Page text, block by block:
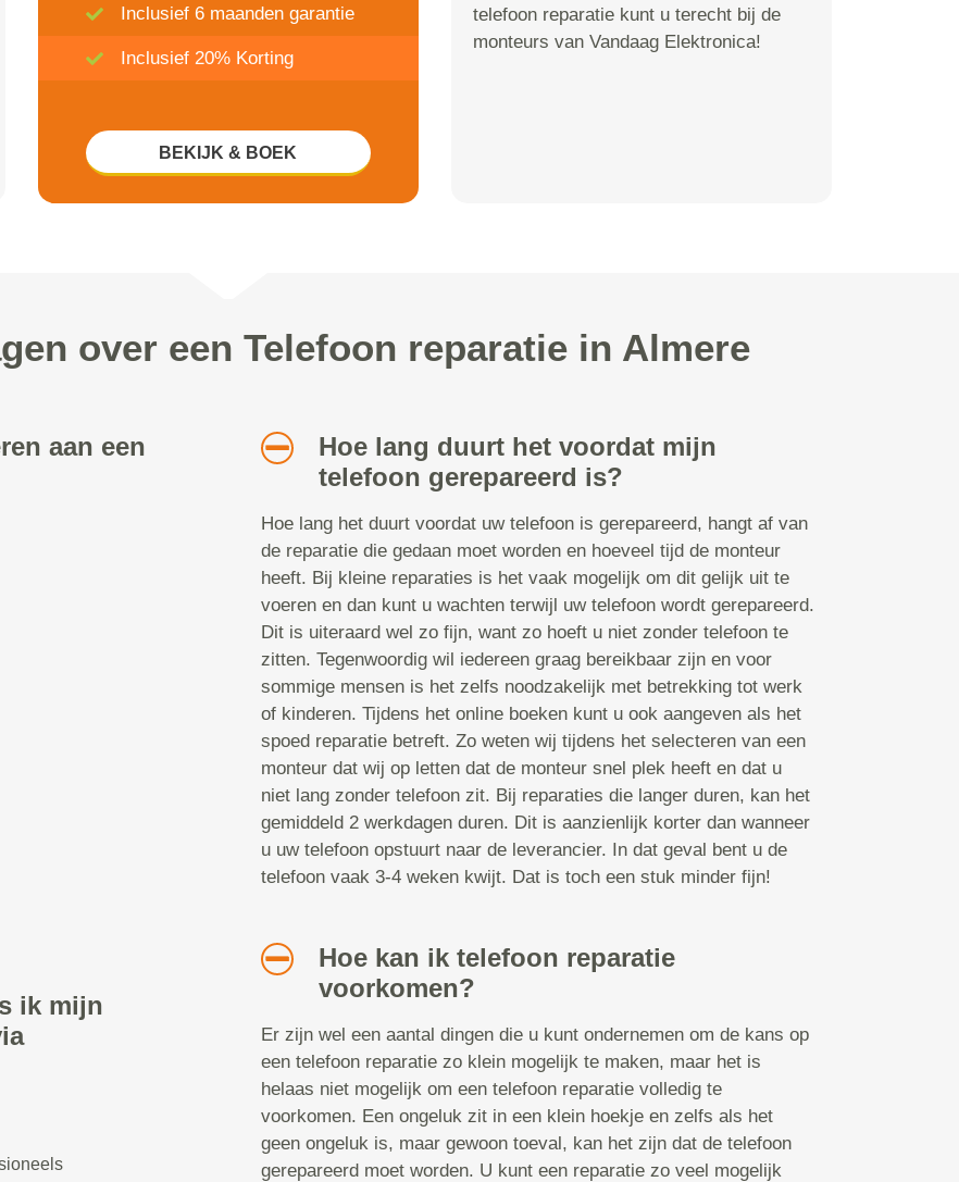
Inclusief 6 maanden garantie
Inclusief 20% Korting
BEKIJK & BOEK
telefoon reparatie kunt u terecht bij de
monteurs van Vandaag Elektronica!
over een Telefoon reparatie in Almere
aan een
ik mijn
Hoe lang duurt het voordat mijn
telefoon gerepareerd is?
Hoe lang het duurt voordat uw telefoon is gerepareerd, hangt af van
de reparatie die gedaan moet worden en hoeveel tijd de monteur
heeft. Bij kleine reparaties is het vaak mogelijk om dit gelijk uit te
voeren en dan kunt u wachten terwijl uw telefoon wordt gerepareerd.
Dit is uiteraard wel zo fijn, want zo hoeft u niet zonder telefoon te
zitten. Tegenwoordig wil iedereen graag bereikbaar zijn en voor
sommige mensen is het zelfs noodzakelijk met betrekking tot werk
of kinderen. Tijdens het online boeken kunt u ook aangeven als het
spoed reparatie betreft. Zo weten wij tijdens het selecteren van een
monteur dat wij op letten dat de monteur snel plek heeft en dat u
niet lang zonder telefoon zit. Bij reparaties die langer duren, kan het
gemiddeld 2 werkdagen duren. Dit is aanzienlijk korter dan wanneer
u uw telefoon opstuurt naar de leverancier. In dat geval bent u de
telefoon vaak 3-4 weken kwijt. Dat is toch een stuk minder fijn!
Hoe kan ik telefoon reparatie
voorkomen?
Er zijn wel een aantal dingen die u kunt ondernemen om de kans op
een telefoon reparatie zo klein mogelijk te maken, maar het is
helaas niet mogelijk om een telefoon reparatie volledig te
voorkomen. Een ongeluk zit in een klein hoekje en zelfs als het
geen ongeluk is, maar gewoon toeval, kan het zijn dat de telefoon
gerepareerd moet worden. U kunt een reparatie zo veel mogelijk